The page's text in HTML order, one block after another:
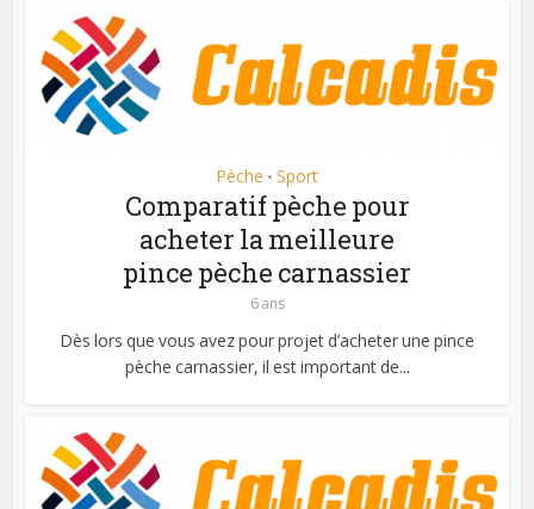
Pèche • Sport
Comparatif pèche pour
acheter la meilleure
pince pèche carnassier
6 ans
Dès lors que vous avez pour projet d’acheter une pince
pèche carnassier, il est important de...